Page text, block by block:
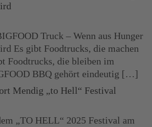
Truck – Wenn aus Hunger
Es gibt Foodtrucks, die machen
Foodtrucks, die bleiben im
BBQ gehört eindeutig […]
Mendig „to Hell“ Festival
„TO HELL“ 2025 Festival am